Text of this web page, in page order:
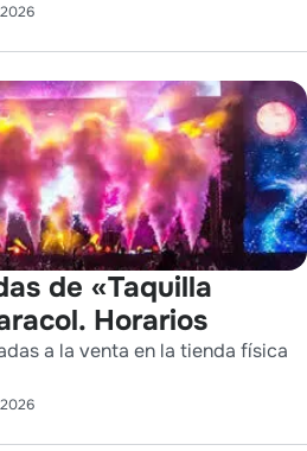
de «Taquilla
Horarios
a la venta en la tienda física